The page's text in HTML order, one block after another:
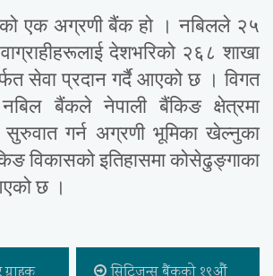
एक अग्रणी बैंक हो । नबिलले २५
देशभरिको २६८ शाखा
सेवा प्रदान गर्दै आएको छ । विगत
बैंकले नेपाली बैंकिङ क्षेत्रमा
गर्न अग्रणी भूमिका खेल्नुका
विकासको इतिहासमा कोसेढुङ्गाका
छ ।